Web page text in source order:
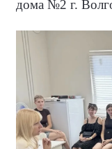
дома №2 г.